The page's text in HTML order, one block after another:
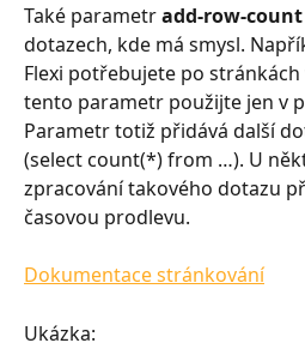
Také parametr add-row-count
dotazech, kde má smysl.
Flexi potřebujete po
tento parametr použijte jen v
Parametr totiž přidává další
(select count(*) from …). U
zpracování takového dotazu
časovou prodlevu.
Dokumentace stránkování
Ukázka: